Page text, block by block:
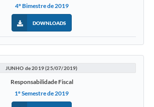
4º Bimestre de 2019
DOWNLOADS
JUNHO de 2019 (25/07/2019)
Responsabilidade Fiscal
1º Semestre de 2019